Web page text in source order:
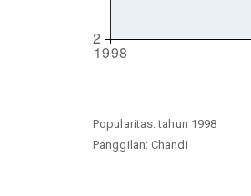
Popularitas: tahun 1998
Panggilan: Chandi